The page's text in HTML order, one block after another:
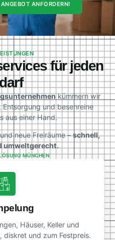
ANFORDERN!
für jeden
kümmern wir
Entsorgung und besenreine
aus einer Hand.
neue Freiräume –schnell,
umweltgerecht.
MÜNCHEN
Häuser, Keller und
diskret und zum Festpreis.